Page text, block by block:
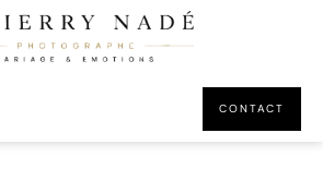
CONTACT